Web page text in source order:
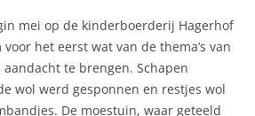
mei op de kinderboerderij Hagerhof
het eerst wat van de thema’s van
te brengen. Schapen
wol werd gesponnen en restjes wol
De moestuin, waar geteeld